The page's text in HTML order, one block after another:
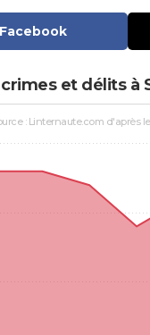
Facebook
et délits à
: Linternaute.com d'après